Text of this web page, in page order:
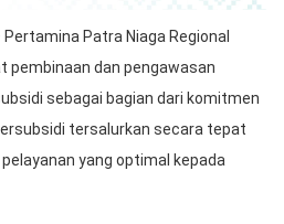
Patra Niaga Regional
pembinaan dan pengawasan
sebagai bagian dari komitmen
tersalurkan secara tepat
yang optimal kepada